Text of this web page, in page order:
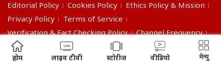
Editorial Policy
Cookies Policy
Ethics Policy & Mission
Privacy Policy
Terms of Service
Verification & Fact Checking Policy
Channel Frequency
©2026 India Daily. All right reserved.
होम लाइव टीवी स्टोरीज वीडियो मेन्यु